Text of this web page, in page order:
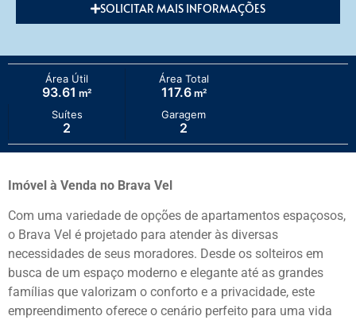
SOLICITAR MAIS INFORMAÇÕES
Área Útil
93.61 m²
Área Total
117.6m²
Suítes
2
Garagem
2
Imóvel à Venda no Brava Vel
Com uma variedade de opções de apartamentos espaçosos,
o Brava Vel é projetado para atender às diversas
necessidades de seus moradores. Desde os solteiros em
busca de um espaço moderno e elegante até as grandes
famílias que valorizam o conforto e a privacidade, este
empreendimento oferece o cenário perfeito para uma vida